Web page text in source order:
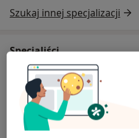
Szukaj innej specjalizacji
Specjaliści
Chirurg